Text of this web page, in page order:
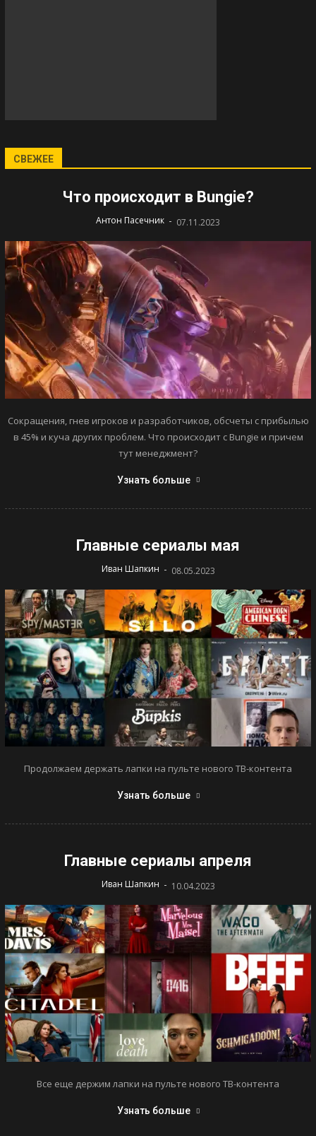
СВЕЖЕЕ
Что происходит в Bungie?
Антон Пасечник - 07.11.2023
Сокращения, гнев игроков и разработчиков, обсчеты с прибылью
в 45% и куча других проблем. Что происходит с Bungie и причем
тут менеджмент?
Узнать больше
Главные сериалы мая
Иван Шапкин - 08.05.2023
Продолжаем держать лапки на пульте нового ТВ-контента
Узнать больше
Главные сериалы апреля
Иван Шапкин - 10.04.2023
Все еще держим лапки на пульте нового ТВ-контента
Узнать больше